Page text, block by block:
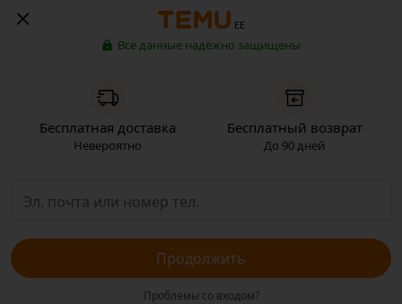
EE
Все данные надёжно защищены
Бесплатная доставка
Невероятно
Бесплатный возврат
До 90 дней
Продолжить
Проблемы со входом?